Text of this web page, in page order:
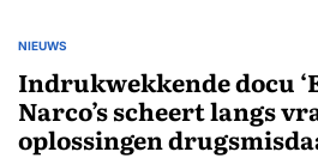
GEPLAATST
NIEUWS
Indrukwekkende docu
Narco’s scheert langs
oplossingen